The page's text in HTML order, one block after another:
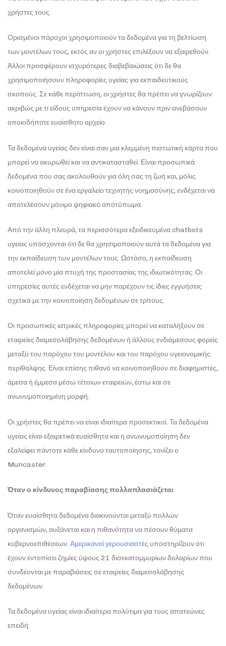
χρήστες τους.
Ορισμένοι πάροχοι χρησιμοποιούν τα δεδομένα για τη βελτίωση
των μοντέλων τους, εκτός αν οι χρήστες επιλέξουν να εξαιρεθούν.
Άλλοι προσφέρουν ισχυρότερες διαβεβαιώσεις ότι δε θα
χρησιμοποιήσουν πληροφορίες υγείας για εκπαιδευτικούς
σκοπούς. Σε κάθε περίπτωση, οι χρήστες θα πρέπει να γνωρίζουν
ακριβώς με τι είδους υπηρεσία έχουν να κάνουν πριν ανεβάσουν
οποιοδήποτε ευαίσθητο αρχείο.
Τα δεδομένα υγείας δεν είναι σαν μια κλεμμένη πιστωτική κάρτα που
μπορεί να ακυρωθεί και να αντικατασταθεί. Είναι προσωπικά
δεδομένα που σας ακολουθούν για όλη σας τη ζωή και, μόλις
κοινοποιηθούν σε ένα εργαλείο τεχνητής νοημοσύνης, ενδέχεται να
αποτελέσουν μόνιμο ψηφιακό αποτύπωμα.
Από την άλλη πλευρά, τα περισσότερα εξειδικευμένα chatbots
υγείας υπόσχονται ότι δε θα χρησιμοποιούν αυτά τα δεδομένα για
την εκπαίδευση των μοντέλων τους. Ωστόσο, η εκπαίδευση
αποτελεί μόνο μία πτυχή της προστασίας της ιδιωτικότητας. Οι
υπηρεσίες αυτές ενδέχεται να μην παρέχουν τις ίδιες εγγυήσεις
σχετικά με την κοινοποίηση δεδομένων σε τρίτους.
Οι προσωπικές ιατρικές πληροφορίες μπορεί να καταλήξουν σε
εταιρείες διαμεσολάβησης δεδομένων ή άλλους ενδιάμεσους φορείς
μεταξύ του παρόχου του μοντέλου και του παρόχου υγειονομικής
περίθαλψης. Είναι επίσης πιθανό να κοινοποιηθούν σε διαφημιστές,
άμεσα ή έμμεσα μέσω τέτοιων εταιρειών, έστω και σε
ανωνυμοποιημένη μορφή.
Οι χρήστες θα πρέπει να είναι ιδιαίτερα προσεκτικοί. Τα δεδομένα
υγείας είναι εξαιρετικά ευαίσθητα και η ανωνυμοποίηση δεν
εξαλείφει πάντοτε κάθε κίνδυνο ταυτοποίησης, τονίζει ο
Muncaster.
Όταν ο κίνδυνος παραβίασης πολλαπλασιάζεται
Όταν ευαίσθητα δεδομένα διακινούνται μεταξύ πολλών
οργανισμών, αυξάνεται και η πιθανότητα να πέσουν θύματα
κυβερνοεπιθέσεων. Αμερικανοί γερουσιαστές υποστηρίζουν ότι
έχουν εντοπίσει ζημίες ύψους 21 δισεκατομμυρίων δολαρίων που
συνδέονται με παραβιάσεις σε εταιρείες διαμεσολάβησης
δεδομένων.
Τα δεδομένα υγείας είναι ιδιαίτερα πολύτιμα για τους απατεώνες
επειδή: